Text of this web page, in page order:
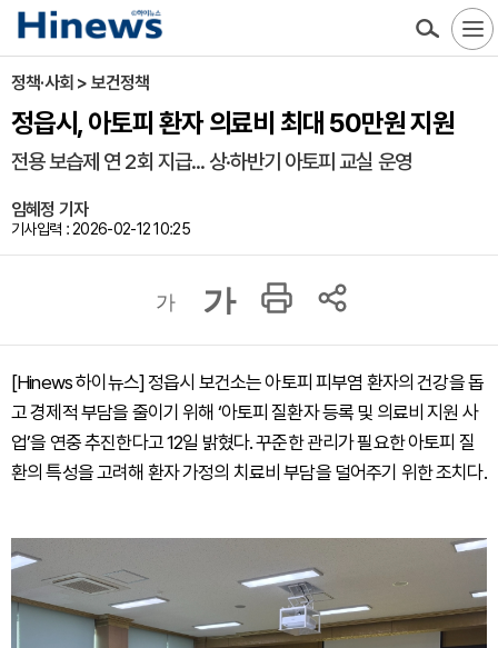
정책·사회 > 보건정책
정읍시, 아토피 환자 의료비 최대 50만원 지원
전용 보습제 연 2회 지급... 상·하반기 아토피 교실 운영
임혜정 기자
기사입력 : 2026-02-12 10:25
가 가
[Hinews 하이뉴스] 정읍시 보건소는 아토피 피부염 환자의 건강을 돕
고 경제적 부담을 줄이기 위해 ‘아토피 질환자 등록 및 의료비 지원 사
업’을 연중 추진한다고 12일 밝혔다. 꾸준한 관리가 필요한 아토피 질
환의 특성을 고려해 환자 가정의 치료비 부담을 덜어주기 위한 조치다.